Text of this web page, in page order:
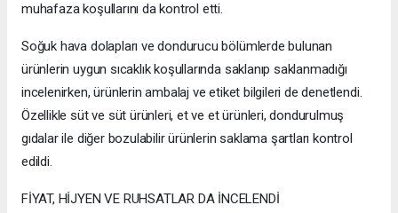
muhafaza koşullarını da kontrol etti.
Soğuk hava dolapları ve dondurucu bölümlerde bulunan
ürünlerin uygun sıcaklık koşullarında saklanıp saklanmadığı
incelenirken, ürünlerin ambalaj ve etiket bilgileri de denetlendi.
Özellikle süt ve süt ürünleri, et ve et ürünleri, dondurulmuş
gıdalar ile diğer bozulabilir ürünlerin saklama şartları kontrol
edildi.
FİYAT, HİJYEN VE RUHSATLAR DA İNCELENDİ